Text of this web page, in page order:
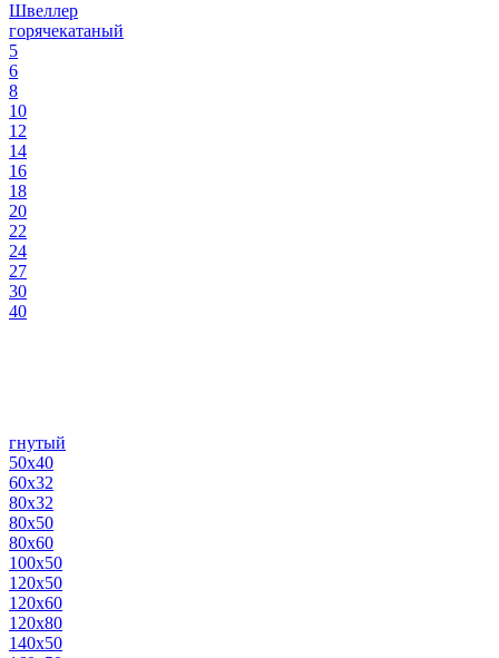
Швеллер
горячекатаный
5
6
8
10
12
14
16
18
20
22
24
27
30
40
гнутый
50х40
60х32
80х32
80х50
80х60
100х50
120х50
120х60
120х80
140х50